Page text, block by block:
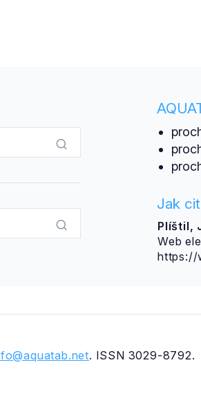
Jak
Plíštil,
Web
https://
. ISSN 3029-8792.